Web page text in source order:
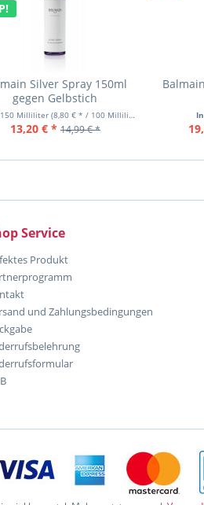
Silver Spray 150ml
gegen Gelbstich
150 Milliliter (8,80 € * / 100 Milliliter)
13,20 € * 14,99 € *
Service
Produkt
und Zahlungsbedingungen